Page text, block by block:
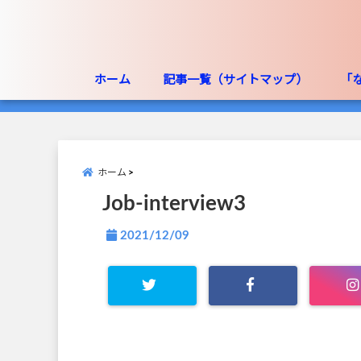
ホーム 記事一覧（サイトマップ） 「
ホーム
Job-interview3
2021/12/09